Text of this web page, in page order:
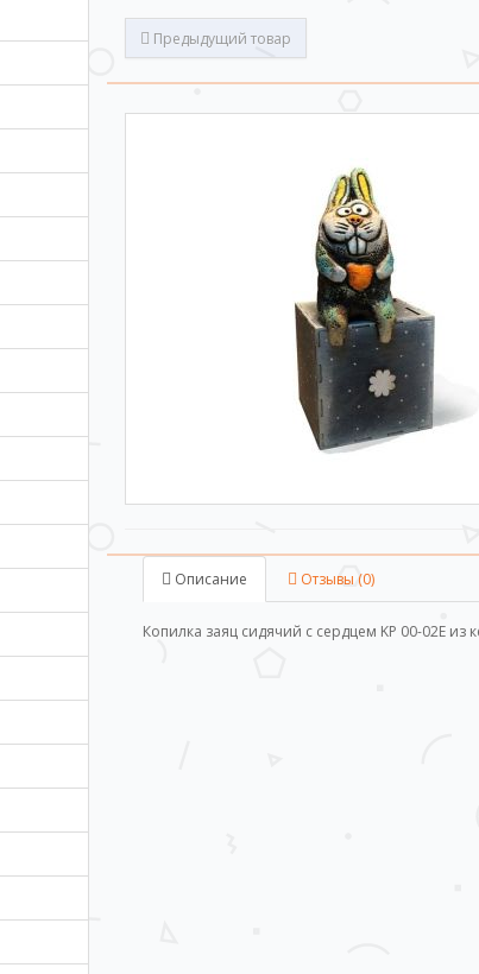
Предыдущий товар
Описание Отзывы (0)
Копилка заяц сидячий с сердцем KР 00-02E из